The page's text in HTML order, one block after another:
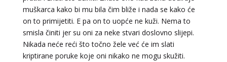
muškarca kako bi mu bila čim bliže i nada se kako će
on to primijetiti. E pa on to uopće ne kuži. Nema to
smisla činiti jer su oni za neke stvari doslovno slijepi.
Nikada neće reći što točno žele već će im slati
kriptirane poruke koje oni nikako ne mogu skužiti.
DENI/ Kod 15
Tarot savjetnik je zauzet